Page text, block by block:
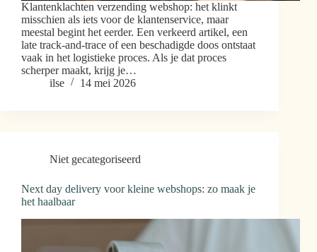
Klantenklachten verzending webshop: het klinkt
misschien als iets voor de klantenservice, maar
meestal begint het eerder. Een verkeerd artikel, een
late track-and-trace of een beschadigde doos ontstaat
vaak in het logistieke proces. Als je dat proces
scherper maakt, krijg je…
ilse
14 mei 2026
Niet gecategoriseerd
Next day delivery voor kleine webshops: zo maak je
het haalbaar